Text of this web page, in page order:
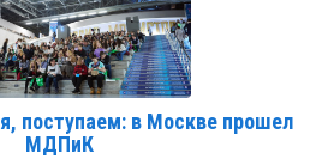
поступаем: в Москве прошел
МДПиК